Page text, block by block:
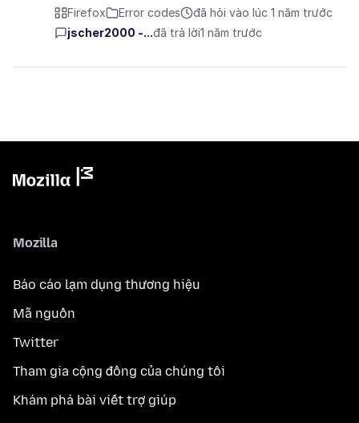
Firefox Error codes
đã hỏi vào lúc 1 năm trước
jscher2000 -...đã trả lời1 năm trước
Mozilla
Báo cáo lạm dụng thương hiệu
Mã nguồn
Twitter
Tham gia cộng đồng của chúng tôi
Khám phá bài viết trợ giúp